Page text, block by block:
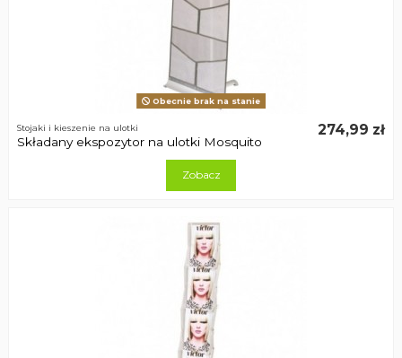
Obecnie brak na stanie
Stojaki i kieszenie na ulotki
Składany ekspozytor na ulotki Mosquito
274,99 zł
Zobacz